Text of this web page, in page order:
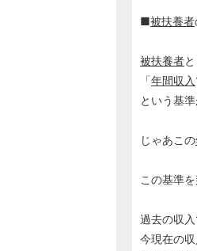
■被扶養者
被扶養者
「年間収入
という基準
じゃあこの
この基準を
過去の収入
今現在の収